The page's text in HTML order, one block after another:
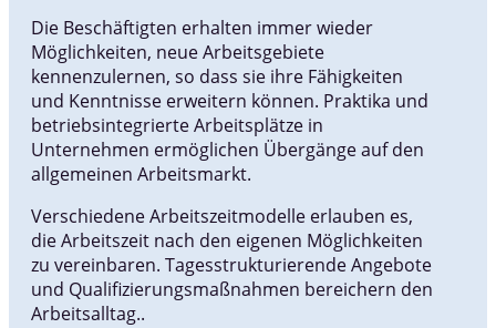
Die Beschäftigten erhalten immer wieder
Möglichkeiten, neue Arbeitsgebiete
kennenzulernen, so dass sie ihre Fähigkeiten
und Kenntnisse erweitern können. Praktika und
betriebsintegrierte Arbeitsplätze in
Unternehmen ermöglichen Übergänge auf den
allgemeinen Arbeitsmarkt.
Verschiedene Arbeitszeitmodelle erlauben es,
die Arbeitszeit nach den eigenen Möglichkeiten
zu vereinbaren. Tagesstrukturierende Angebote
und Qualifizierungsmaßnahmen bereichern den
Arbeitsalltag..